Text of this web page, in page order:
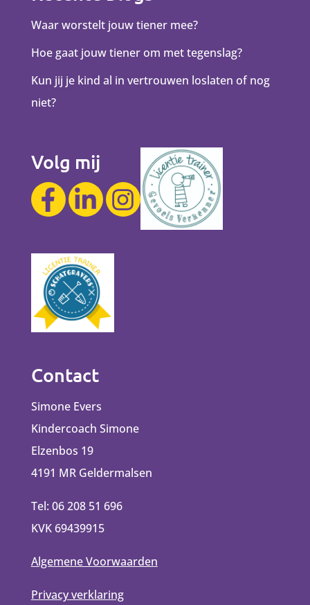
Waar worstelt jouw tiener mee?
Hoe gaat jouw tiener om met tegenslag?
Kun jij je kind al in vertrouwen loslaten of nog
niet?
Volg mij
Contact
Simone Evers
Kindercoach Simone
Elzenbos 19
4191 MR Geldermalsen
Tel: 06 208 51 696
KVK 69439915
Algemene Voorwaarden
Privacy verklaring